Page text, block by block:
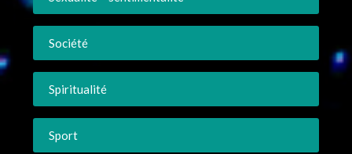
Société
Spiritualité
Sport